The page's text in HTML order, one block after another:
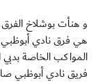
و هنأت بوشلاخ
هي فرق نادي
فريق نادي أبوظبي